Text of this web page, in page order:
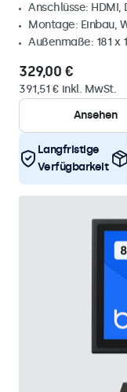
Anschlüsse: HDMI,
Montage: Einbau,
Außenmaße: 181 x
329,00 €
391,51 € inkl. MwSt.
Ansehen
Langfristige
Verfügbarkeit